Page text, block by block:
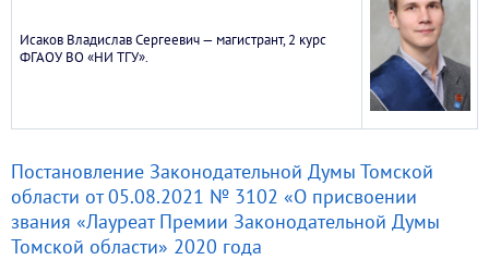
Исаков Владислав Сергеевич — магистрант, 2 курс
ФГАОУ ВО «НИ ТГУ».
Постановление Законодательной Думы Томской
области от 05.08.2021 № 3102 «О присвоении
звания «Лауреат Премии Законодательной Думы
Томской области» 2020 года